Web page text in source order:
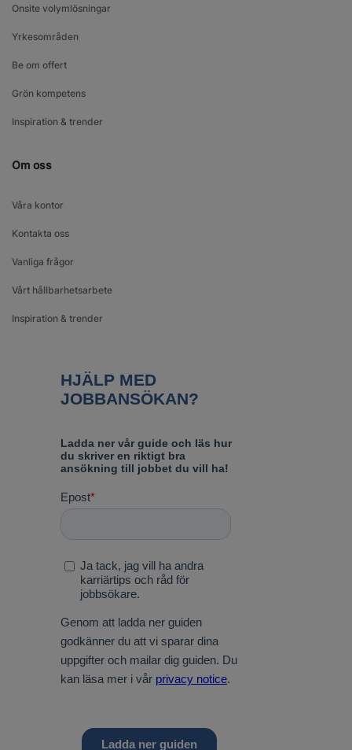
Onsite volymlösningar
Yrkesområden
Be om offert
Grön kompetens
Inspiration & trender
Om oss
Våra kontor
Kontakta oss
Vanliga frågor
Vårt hållbarhetsarbete
Inspiration & trender